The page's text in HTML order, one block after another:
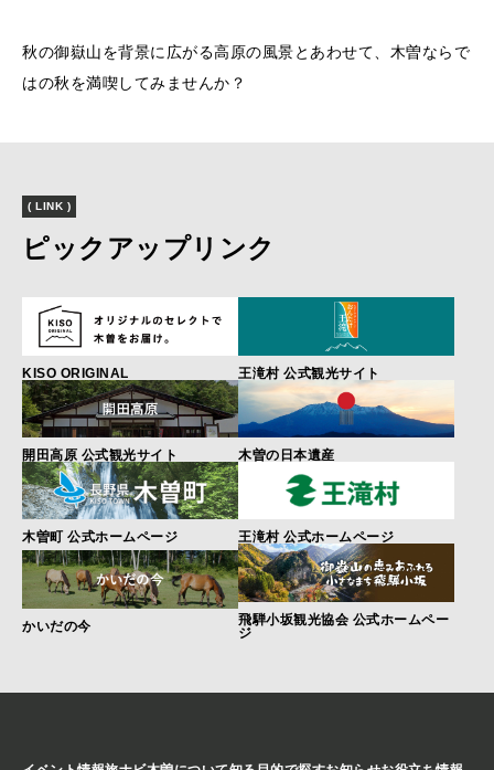
秋の御嶽山を背景に広がる高原の風景とあわせて、木曽ならで
はの秋を満喫してみませんか？
( LINK )
ピックアップリンク
KISO ORIGINAL 王滝村 公式観光サイト
開田高原 公式観光サイト 木曽の日本遺産
木曽町 公式ホームページ 王滝村 公式ホームページ
かいだの今
飛騨小坂観光協会 公式ホームペー
ジ